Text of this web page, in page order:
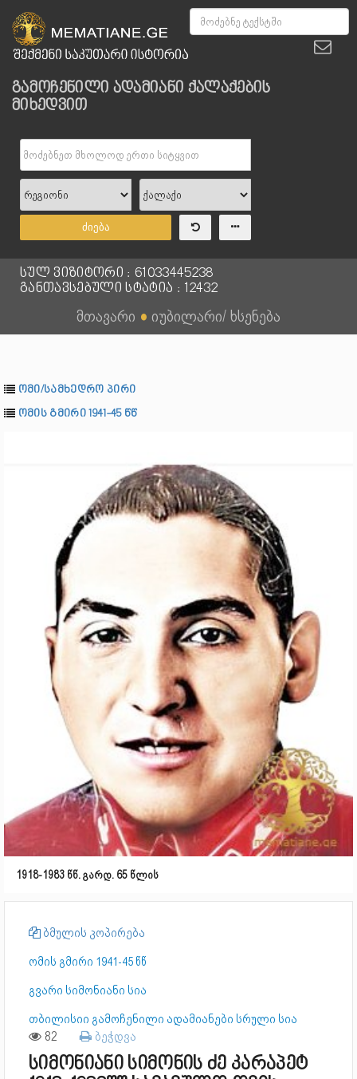
გამოჩენილი ადამიანი ქალაქების
მიხედვით
ძიება
სულ ვიზიტორი : 61033445238
განთავსებული სტატია : 12432
მთავარი ● იუბილარი/ ხსენება
ომი/სამხედრო პირი
ომის გმირი 1941-45 წწ
1918-1983 წწ. გარდ. 65 წლის
ბმულის კოპირება
ომის გმირი 1941-45 წწ
გვარი სიმონიანი სია
თბილისიი გამოჩენილი ადამიანები სრული სია
82 ბეჭდვა
სიმონიანი სიმონის ძე კარაპეტ